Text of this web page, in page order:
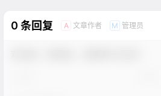
0 条回复 A 文章作者 M 管理员